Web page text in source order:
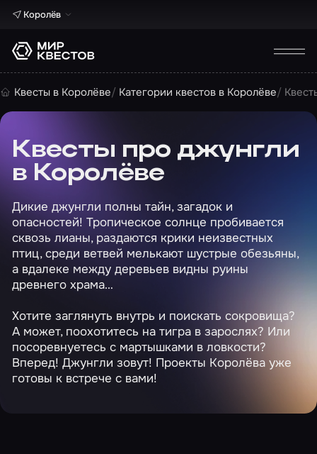
Королёв
Квесты в Королёве Категории квестов в Королёве
Квесты про джунгли
в Королёве
Дикие джунгли полны тайн, загадок и
опасностей! Тропическое солнце пробивается
сквозь лианы, раздаются крики неизвестных
птиц, среди ветвей мелькают шустрые обезьяны,
а вдалеке между деревьев видны руины
древнего храма…
Хотите заглянуть внутрь и поискать сокровища?
А может, поохотитесь на тигра в зарослях? Или
посоревнуетесь с мартышками в ловкости?
Вперед! Джунгли зовут! Проекты Королёва уже
готовы к встрече с вами!